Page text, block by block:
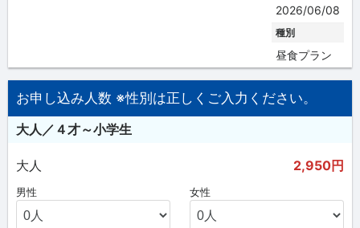
2026/06/08
種別
昼食プラン
お申し込み人数 ※性別は正しくご入力ください。
大人／４才～小学生
大人 2,950円
男性 女性